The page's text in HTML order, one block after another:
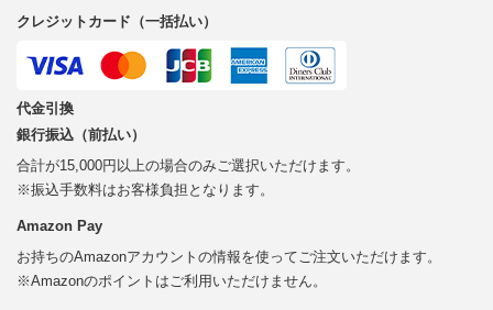
クレジットカード（一括払い）
代金引換
銀行振込（前払い）
合計が15,000円以上の場合のみご選択いただけます。
※振込手数料はお客様負担となります。
Amazon Pay
お持ちのAmazonアカウントの情報を使ってご注文いただけます。
※Amazonのポイントはご利用いただけません。